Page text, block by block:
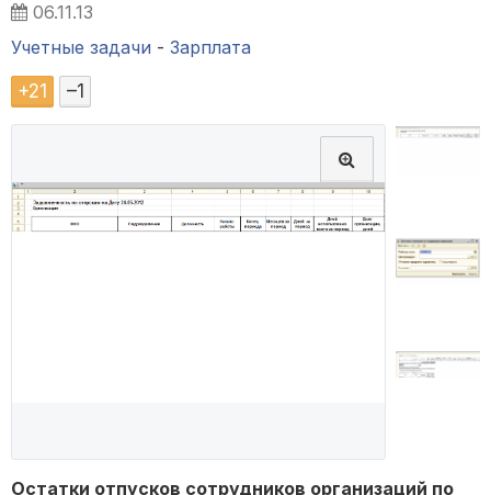
06.11.13
Учетные задачи - Зарплата
+21 –1
Остатки отпусков сотрудников организаций по